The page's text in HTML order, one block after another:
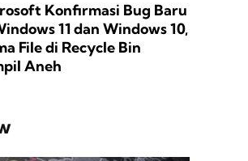
Konfirmasi Bug Baru
11 dan Windows 10,
File di Recycle Bin
Aneh